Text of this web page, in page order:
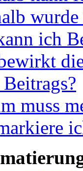
ich
Beitrags?
muss